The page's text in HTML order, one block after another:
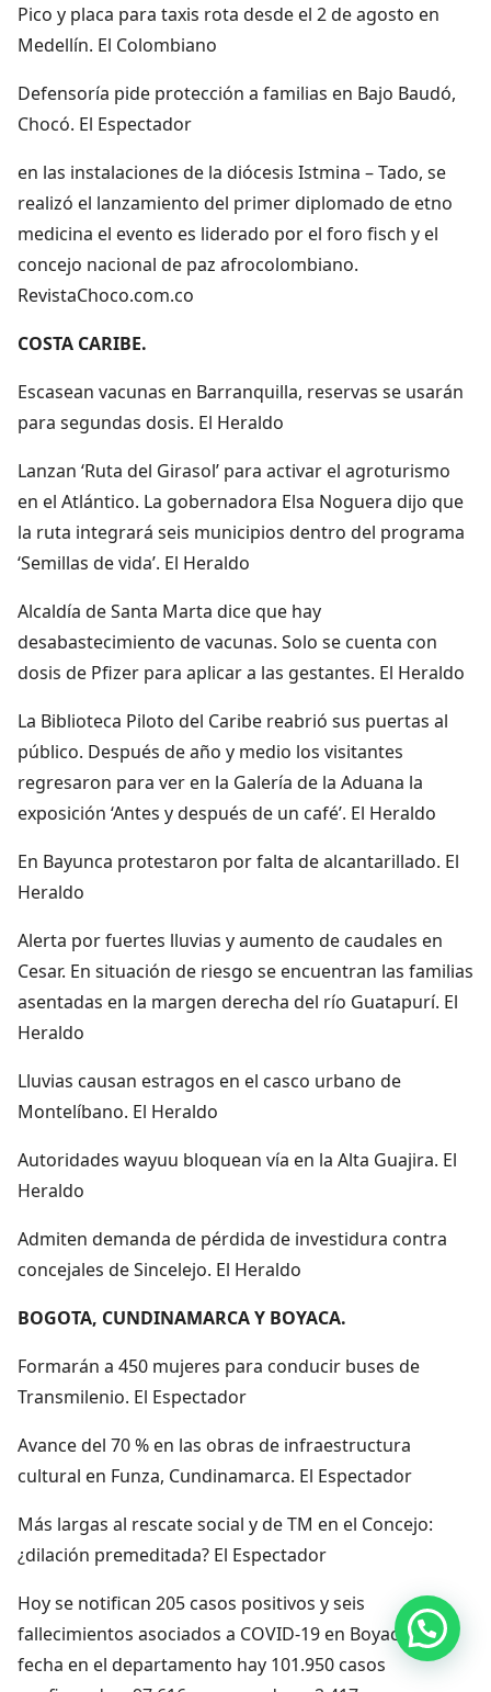
Pico y placa para taxis rota desde el 2 de agosto en
Medellín. El Colombiano
Defensoría pide protección a familias en Bajo Baudó,
Chocó. El Espectador
en las instalaciones de la diócesis Istmina – Tado, se
realizó el lanzamiento del primer diplomado de etno
medicina el evento es liderado por el foro fisch y el
concejo nacional de paz afrocolombiano.
RevistaChoco.com.co
COSTA CARIBE.
Escasean vacunas en Barranquilla, reservas se usarán
para segundas dosis. El Heraldo
Lanzan ‘Ruta del Girasol’ para activar el agroturismo
en el Atlántico. La gobernadora Elsa Noguera dijo que
la ruta integrará seis municipios dentro del programa
‘Semillas de vida’. El Heraldo
Alcaldía de Santa Marta dice que hay
desabastecimiento de vacunas. Solo se cuenta con
dosis de Pfizer para aplicar a las gestantes. El Heraldo
La Biblioteca Piloto del Caribe reabrió sus puertas al
público. Después de año y medio los visitantes
regresaron para ver en la Galería de la Aduana la
exposición ‘Antes y después de un café’. El Heraldo
En Bayunca protestaron por falta de alcantarillado. El
Heraldo
Alerta por fuertes lluvias y aumento de caudales en
Cesar. En situación de riesgo se encuentran las familias
asentadas en la margen derecha del río Guatapurí. El
Heraldo
Lluvias causan estragos en el casco urbano de
Montelíbano. El Heraldo
Autoridades wayuu bloquean vía en la Alta Guajira. El
Heraldo
Admiten demanda de pérdida de investidura contra
concejales de Sincelejo. El Heraldo
BOGOTA, CUNDINAMARCA Y BOYACA.
Formarán a 450 mujeres para conducir buses de
Transmilenio. El Espectador
Avance del 70 % en las obras de infraestructura
cultural en Funza, Cundinamarca. El Espectador
Más largas al rescate social y de TM en el Concejo:
¿dilación premeditada? El Espectador
Hoy se notifican 205 casos positivos y seis
fallecimientos asociados a COVID-19 en Boyacá. A la
fecha en el departamento hay 101.950 casos
Hola, por aquí puedes contactarnos